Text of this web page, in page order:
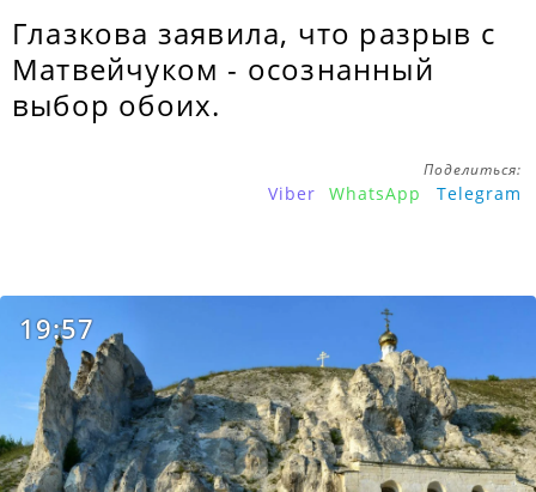
Глазкова заявила, что разрыв с
Матвейчуком - осознанный
выбор обоих.
Поделиться:
Viber WhatsApp Telegram
19:57